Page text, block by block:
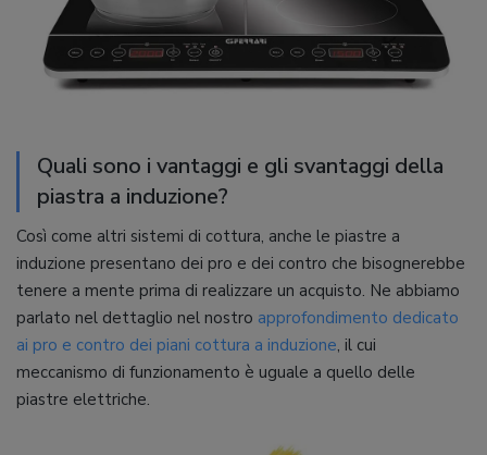
Quali sono i vantaggi e gli svantaggi della
piastra a induzione?
Così come altri sistemi di cottura, anche le piastre a
induzione presentano dei pro e dei contro che bisognerebbe
tenere a mente prima di realizzare un acquisto. Ne abbiamo
parlato nel dettaglio nel nostro approfondimento dedicato
ai pro e contro dei piani cottura a induzione, il cui
meccanismo di funzionamento è uguale a quello delle
piastre elettriche.